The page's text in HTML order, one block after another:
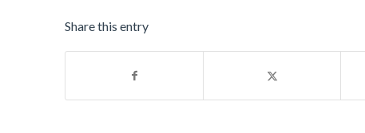
Share this entry